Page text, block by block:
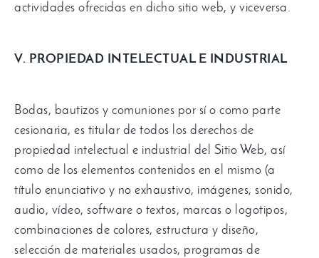
actividades ofrecidas en dicho sitio web, y viceversa.
V. PROPIEDAD INTELECTUAL E INDUSTRIAL
Bodas, bautizos y comuniones por sí o como parte
cesionaria, es titular de todos los derechos de
propiedad intelectual e industrial del Sitio Web, así
como de los elementos contenidos en el mismo (a
título enunciativo y no exhaustivo, imágenes, sonido,
audio, vídeo, software o textos, marcas o logotipos,
combinaciones de colores, estructura y diseño,
selección de materiales usados, programas de